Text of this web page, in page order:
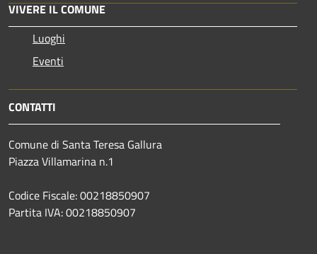
VIVERE IL COMUNE
Luoghi
Eventi
CONTATTI
Comune di Santa Teresa Gallura
Piazza Villamarina n.1
Codice Fiscale: 00218850907
Partita IVA: 00218850907